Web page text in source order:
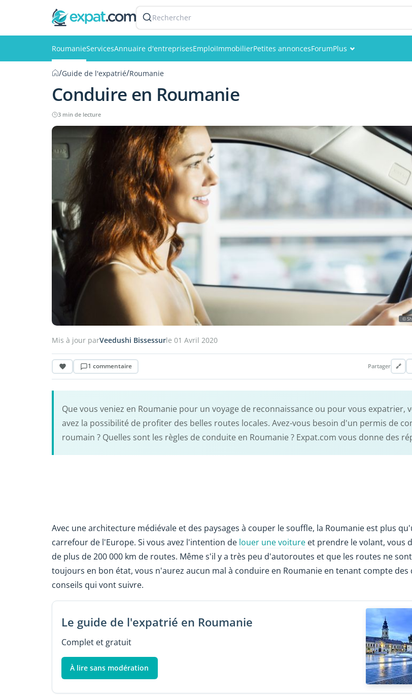
Rechercher
RoumanieServicesAnnuaire d'entreprisesEmploiImmobilierPetites annoncesForumPlus
/Guide de l'expatrié/Roumanie
Conduire en Roumanie
3 min de lecture
©
Mis à jour parVeedushi Bissessurle 01 Avril 2020
1 commentaire Partager 🔗
Que vous veniez en Roumanie pour un voyage de reconnaissance ou pour vous expatrier,
avez la possibilité de profiter des belles routes locales. Avez-vous besoin d'un permis de
roumain ? Quelles sont les règles de conduite en Roumanie ? Expat.com vous donne des
Avec une architecture médiévale et des paysages à couper le souffle, la Roumanie est plus
carrefour de l'Europe. Si vous avez l'intention de louer une voiture et prendre le volant, vous
de plus de 200 000 km de routes. Même s'il y a très peu d'autoroutes et que les routes ne
toujours en bon état, vous n'aurez aucun mal à conduire en Roumanie en tenant compte des
conseils qui vont suivre.
Le guide de l'expatrié en Roumanie
Complet et gratuit
À lire sans modération